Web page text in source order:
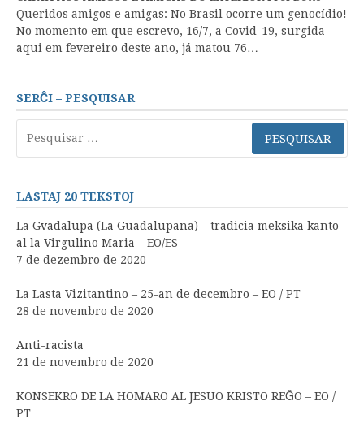
Queridos amigos e amigas: No Brasil ocorre um genocídio!
No momento em que escrevo, 16/7, a Covid-19, surgida
aqui em fevereiro deste ano, já matou 76…
SERĈI – PESQUISAR
por:
LASTAJ 20 TEKSTOJ
La Gvadalupa (La Guadalupana) – tradicia meksika kanto
al la Virgulino Maria – EO/ES
7 de dezembro de 2020
La Lasta Vizitantino – 25-an de decembro – EO / PT
28 de novembro de 2020
Anti-racista
21 de novembro de 2020
KONSEKRO DE LA HOMARO AL JESUO KRISTO REĜO – EO /
PT